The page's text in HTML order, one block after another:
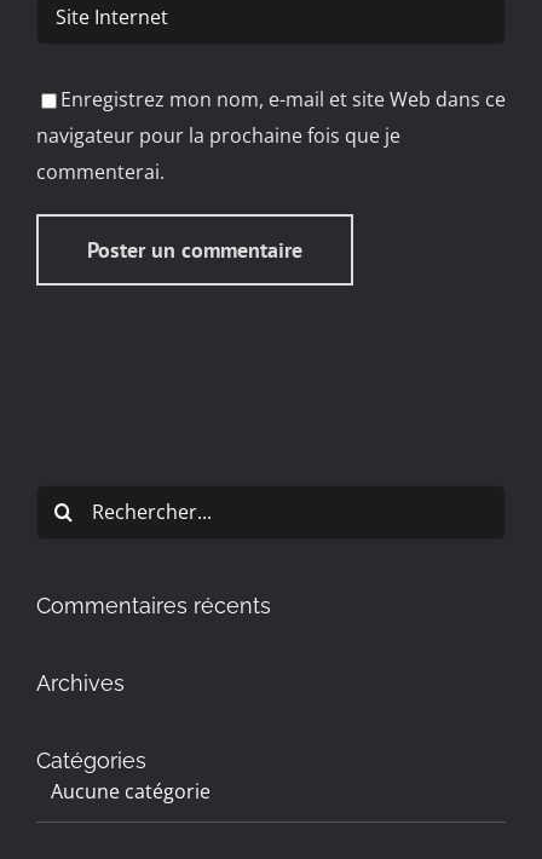
Enregistrez mon nom, e-mail et site Web dans ce
navigateur pour la prochaine fois que je
commenterai.
Rechercher:
Commentaires récents
Archives
Catégories
Aucune catégorie